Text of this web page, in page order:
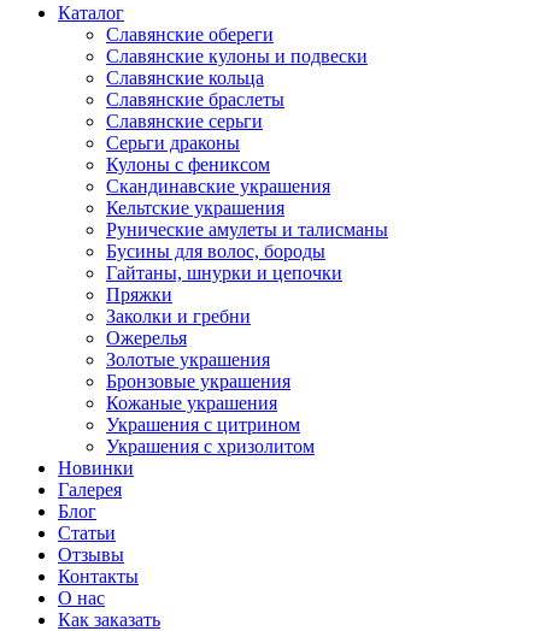
Каталог
Славянские обереги
Славянские кулоны и подвески
Славянские кольца
Славянские браслеты
Славянские серьги
Серьги драконы
Кулоны с фениксом
Скандинавские украшения
Кельтские украшения
Рунические амулеты и талисманы
Бусины для волос, бороды
Гайтаны, шнурки и цепочки
Пряжки
Заколки и гребни
Ожерелья
Золотые украшения
Бронзовые украшения
Кожаные украшения
Украшения с цитрином
Украшения с хризолитом
Новинки
Галерея
Блог
Статьи
Отзывы
Контакты
О нас
Как заказать